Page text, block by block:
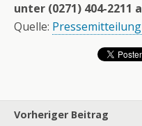
unter (0271) 404-2211
Quelle:
Vorheriger Beitrag